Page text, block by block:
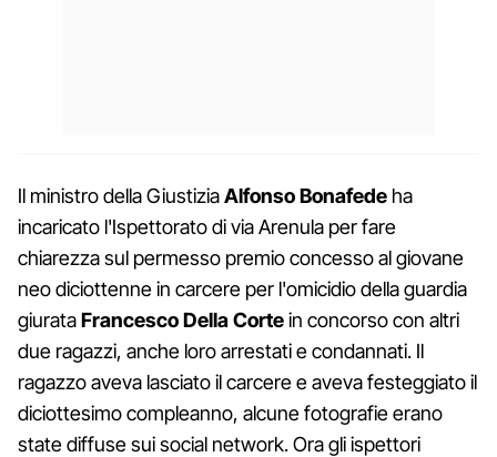
Il ministro della GiustiziaAlfonso Bonafede ha
incaricato l'Ispettorato di via Arenula per fare
chiarezza sul permesso premio concesso al giovane
neo diciottenne in carcere per l'omicidio della guardia
giurataFrancesco Della Cortein concorso con altri
due ragazzi, anche loro arrestati e condannati. Il
ragazzo aveva lasciato il carcere e aveva festeggiato il
diciottesimo compleanno, alcune fotografie erano
state diffuse sui social network. Ora gli ispettori